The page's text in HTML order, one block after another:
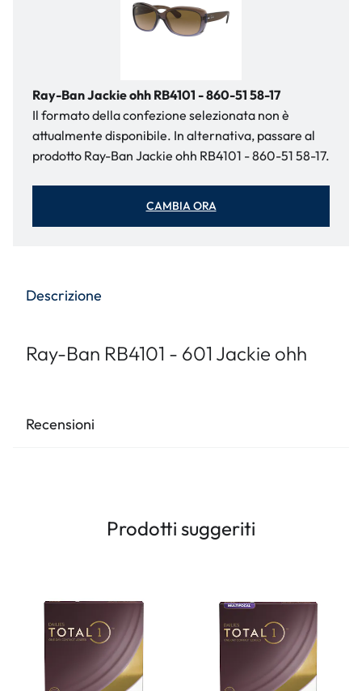
Ray-Ban Jackie ohh RB4101 - 860-51 58-17
Il formato della confezione selezionata non è
attualmente disponibile. In alternativa, passare al
prodotto Ray-Ban Jackie ohh RB4101 - 860-51 58-17.
CAMBIA ORA
Descrizione
Ray-Ban RB4101 - 601 Jackie ohh
Recensioni
Prodotti suggeriti